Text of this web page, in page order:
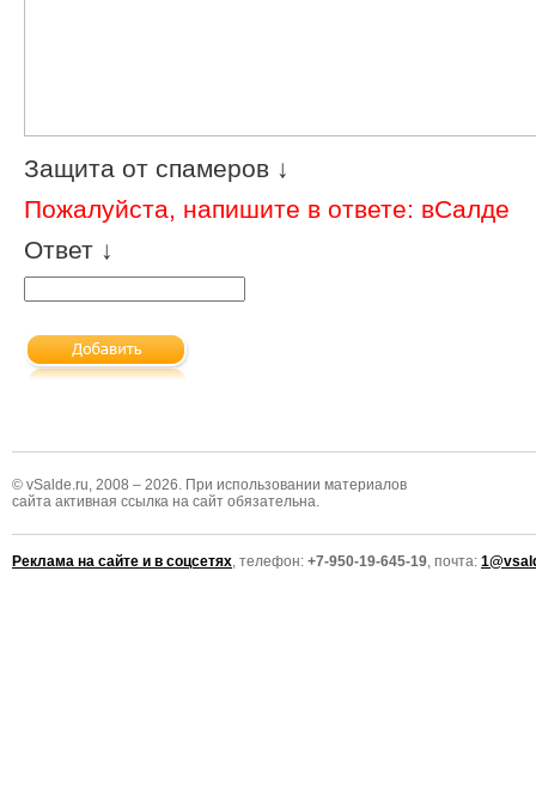
Защита от спамеров ↓
Пожалуйста, напишите в ответе: вСалде
Ответ ↓
© vSalde.ru, 2008 – 2026. При использовании материалов
сайта активная ссылка на сайт обязательна.
Реклама на сайте и в соцсетях , телефон: +7-950-19-645-19 , почта: